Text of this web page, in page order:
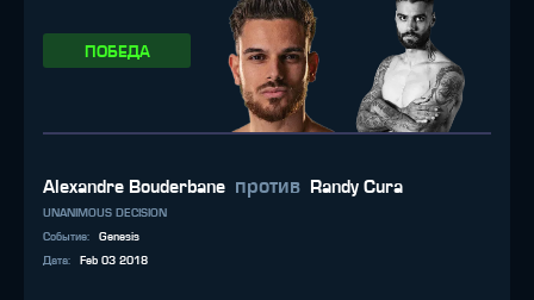
ПОБЕДА
Alexandre Bouderbane против Randy Cura
UNANIMOUS DECISION
Событие:
Genesis
Дата: Feb 03 2018